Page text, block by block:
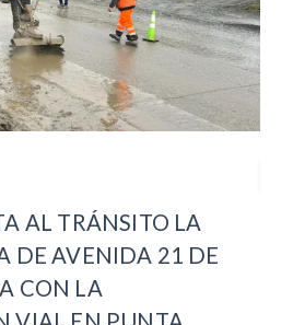
INAUGURA SU
DE LA NIÑEZ Y
REGIONAL